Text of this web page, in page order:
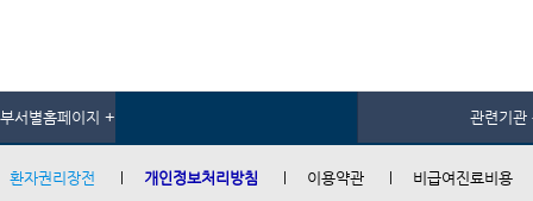
부서별홈페이지 + 관련기관
환자권리장전 개인정보처리방침 이용약관 비급여진료비용